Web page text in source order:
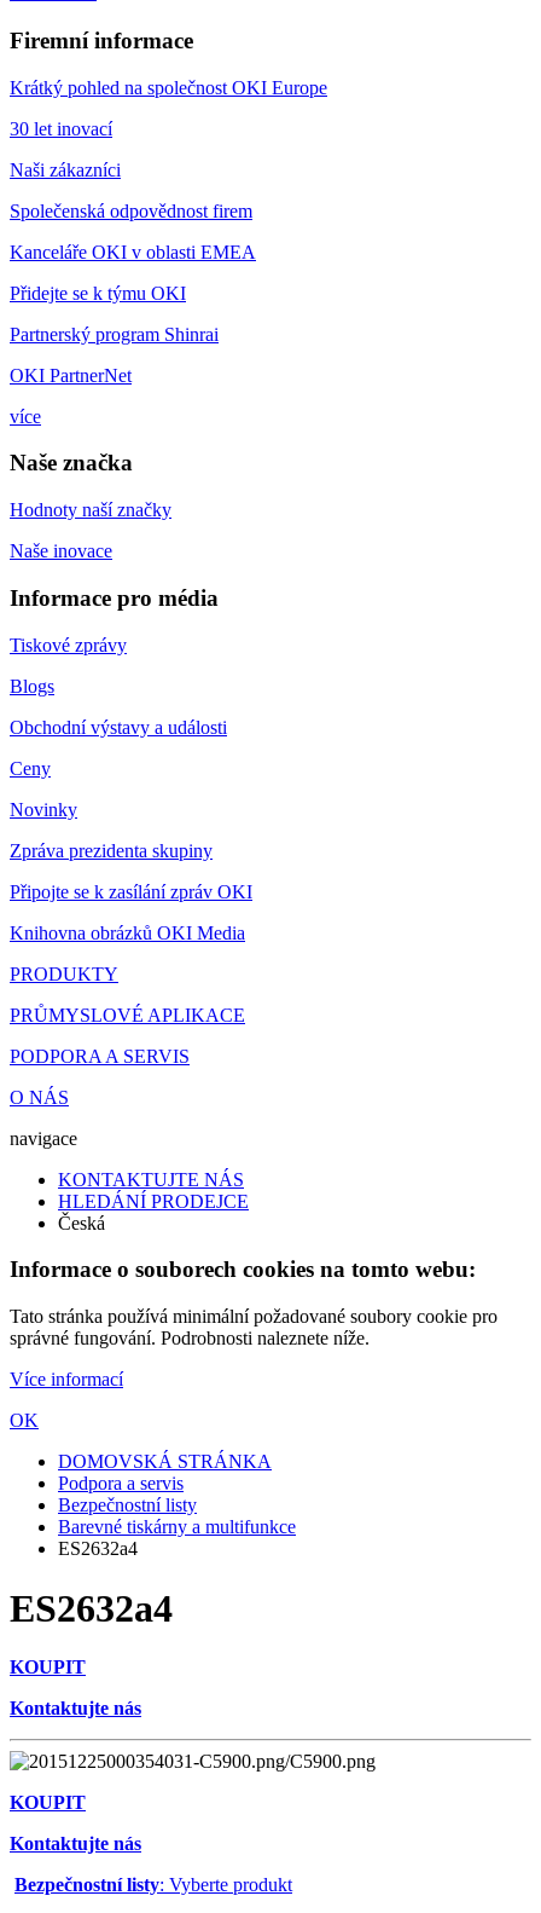
Firemní informace
Krátký pohled na společnost OKI Europe
30 let inovací
Naši zákazníci
Společenská odpovědnost firem
Kanceláře OKI v oblasti EMEA
Přidejte se k týmu OKI
Partnerský program Shinrai
OKI PartnerNet
více
Naše značka
Hodnoty naší značky
Naše inovace
Informace pro média
Tiskové zprávy
Blogs
Obchodní výstavy a události
Ceny
Novinky
Zpráva prezidenta skupiny
Připojte se k zasílání zpráv OKI
Knihovna obrázků OKI Media
PRODUKTY
PRŮMYSLOVÉ APLIKACE
PODPORA A SERVIS
O NÁS
navigace
KONTAKTUJTE NÁS
HLEDÁNÍ PRODEJCE
Česká
Informace o souborech cookies na tomto webu:
Tato stránka používá minimální požadované soubory cookie pro
správné fungování. Podrobnosti naleznete níže.
Více informací
OK
DOMOVSKÁ STRÁNKA
Podpora a servis
Bezpečnostní listy
Barevné tiskárny a multifunkce
ES2632a4
ES2632a4
KOUPIT
Kontaktujte nás
KOUPIT
Kontaktujte nás
Bezpečnostní listy: Vyberte produkt